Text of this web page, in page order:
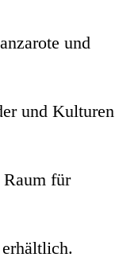
und
und Kulturen
für